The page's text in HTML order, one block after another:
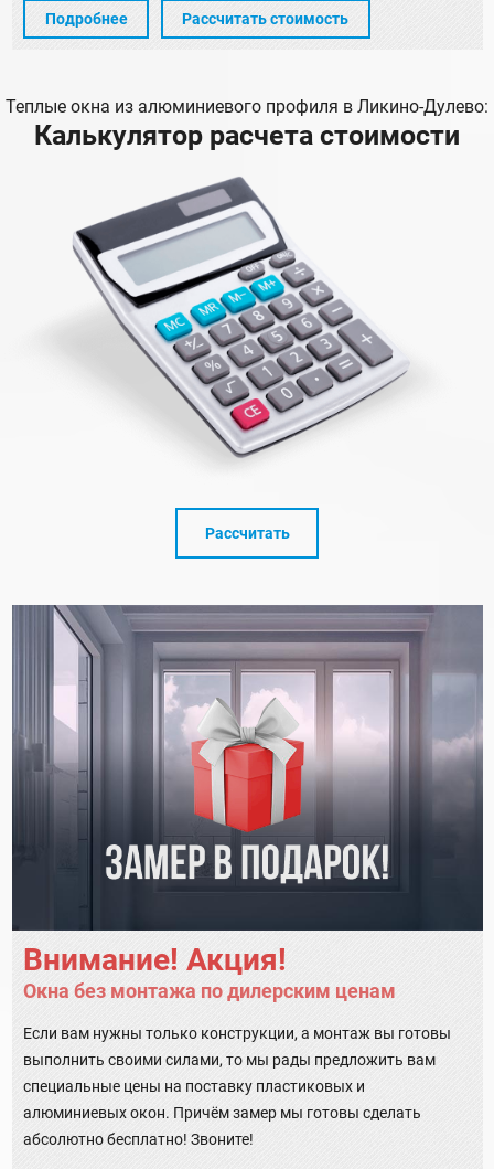
Подробнее Рассчитать стоимость
Теплые окна из алюминиевого профиля в Ликино-Дулево:
Калькулятор расчета стоимости
Рассчитать
Внимание! Акция!
Окна без монтажа по дилерским ценам
Если вам нужны только конструкции, а монтаж вы готовы
выполнить своими силами, то мы рады предложить вам
специальные цены на поставку пластиковых и
алюминиевых окон. Причём замер мы готовы сделать
абсолютно бесплатно! Звоните!